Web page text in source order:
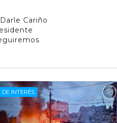
Cariño
DE INTERÉS